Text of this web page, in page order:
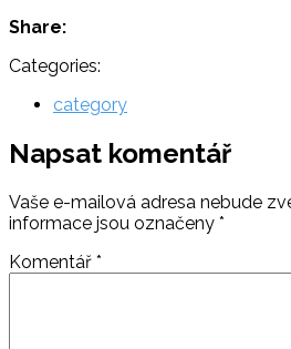
Share:
Categories:
category
Napsat komentář
Vaše e-mailová adresa nebude
informace jsou označeny *
Komentář *